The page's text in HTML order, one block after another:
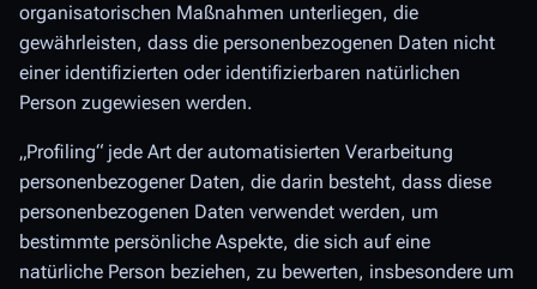
organisatorischen Maßnahmen unterliegen, die
gewährleisten, dass die personenbezogenen Daten nicht
einer identifizierten oder identifizierbaren natürlichen
Person zugewiesen werden.
„Profiling“ jede Art der automatisierten Verarbeitung
personenbezogener Daten, die darin besteht, dass diese
personenbezogenen Daten verwendet werden, um
bestimmte persönliche Aspekte, die sich auf eine
natürliche Person beziehen, zu bewerten, insbesondere um